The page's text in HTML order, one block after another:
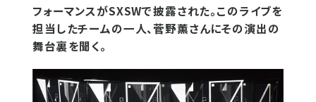
フォーマンスがSXSWで披露された。このライブを
担当したチームの一人、菅野薫さんにその演出の
舞台裏を聞く。